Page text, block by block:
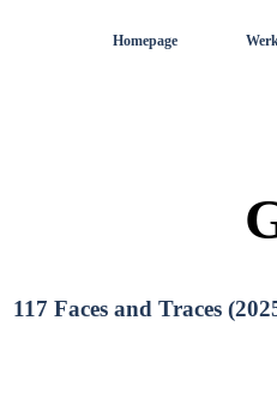
Homepage
117 Faces and Traces